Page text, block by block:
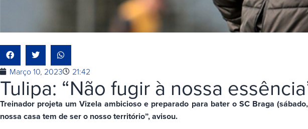
Março 10, 2023 21:42
Tulipa: “Não fugir à nossa
Treinador projeta um Vizela ambicioso e preparado para bater o SC Braga
nossa casa tem de ser o nosso território”, avisou.